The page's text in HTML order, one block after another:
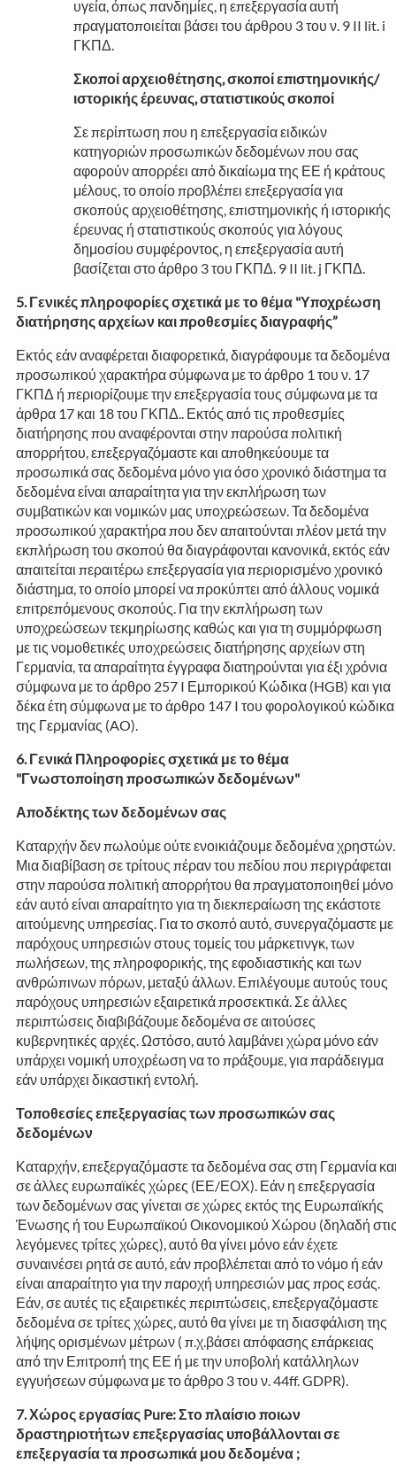
υγεία, όπως πανδημίες, η επεξεργασία αυτή
πραγματοποιείται βάσει του άρθρου 3 του ν. 9 II lit. i
ΓΚΠΔ.
Σκοποί αρχειοθέτησης, σκοποί επιστημονικής/
ιστορικής έρευνας, στατιστικούς σκοποί
Σε περίπτωση που η επεξεργασία ειδικών
κατηγοριών προσωπικών δεδομένων που σας
αφορούν απορρέει από δικαίωμα της ΕΕ ή κράτους
μέλους, το οποίο προβλέπει επεξεργασία για
σκοπούς αρχειοθέτησης, επιστημονικής ή ιστορικής
έρευνας ή στατιστικούς σκοπούς για λόγους
δημοσίου συμφέροντος, η επεξεργασία αυτή
βασίζεται στο άρθρο 3 του ΓΚΠΔ. 9 II lit. j ΓΚΠΔ.
Γενικές πληροφορίες σχετικά με το θέμα "Υποχρέωση
διατήρησης αρχείων και προθεσμίες διαγραφής”
Εκτός εάν αναφέρεται διαφορετικά, διαγράφουμε τα δεδομένα
προσωπικού χαρακτήρα σύμφωνα με το άρθρο 1 του ν. 17
ΓΚΠΔ ή περιορίζουμε την επεξεργασία τους σύμφωνα με τα
άρθρα 17 και 18 του ΓΚΠΔ.. Εκτός από τις προθεσμίες
διατήρησης που αναφέρονται στην παρούσα πολιτική
απορρήτου, επεξεργαζόμαστε και αποθηκεύουμε τα
προσωπικά σας δεδομένα μόνο για όσο χρονικό διάστημα τα
δεδομένα είναι απαραίτητα για την εκπλήρωση των
συμβατικών και νομικών μας υποχρεώσεων. Τα δεδομένα
προσωπικού χαρακτήρα που δεν απαιτούνται πλέον μετά την
εκπλήρωση του σκοπού θα διαγράφονται κανονικά, εκτός εάν
απαιτείται περαιτέρω επεξεργασία για περιορισμένο χρονικό
διάστημα, το οποίο μπορεί να προκύπτει από άλλους νομικά
επιτρεπόμενους σκοπούς. Για την εκπλήρωση των
υποχρεώσεων τεκμηρίωσης καθώς και για τη συμμόρφωση
με τις νομοθετικές υποχρεώσεις διατήρησης αρχείων στη
Γερμανία, τα απαραίτητα έγγραφα διατηρούνται για έξι χρόνια
σύμφωνα με το άρθρο 257 I Εμπορικού Κώδικα (HGB) και για
δέκα έτη σύμφωνα με το άρθρο 147 I του φορολογικού κώδικα
της Γερμανίας (AO).
Γενικά Πληροφορίες σχετικά με το θέμα
"Γνωστοποίηση προσωπικών δεδομένων"
Αποδέκτης των δεδομένων σας
Καταρχήν δεν πωλούμε ούτε ενοικιάζουμε δεδομένα χρηστών.
Μια διαβίβαση σε τρίτους πέραν του πεδίου που περιγράφεται
στην παρούσα πολιτική απορρήτου θα πραγματοποιηθεί μόνο
εάν αυτό είναι απαραίτητο για τη διεκπεραίωση της εκάστοτε
αιτούμενης υπηρεσίας. Για το σκοπό αυτό, συνεργαζόμαστε με
παρόχους υπηρεσιών στους τομείς του μάρκετινγκ, των
πωλήσεων, της πληροφορικής, της εφοδιαστικής και των
ανθρώπινων πόρων, μεταξύ άλλων. Επιλέγουμε αυτούς τους
παρόχους υπηρεσιών εξαιρετικά προσεκτικά. Σε άλλες
περιπτώσεις διαβιβάζουμε δεδομένα σε αιτούσες
κυβερνητικές αρχές. Ωστόσο, αυτό λαμβάνει χώρα μόνο εάν
υπάρχει νομική υποχρέωση να το πράξουμε, για παράδειγμα
εάν υπάρχει δικαστική εντολή.
Τοποθεσίες επεξεργασίας των προσωπικών σας
δεδομένων
Καταρχήν, επεξεργαζόμαστε τα δεδομένα σας στη Γερμανία
σε άλλες ευρωπαϊκές χώρες (ΕΕ/ΕΟΧ). Εάν η επεξεργασία
των δεδομένων σας γίνεται σε χώρες εκτός της Ευρωπαϊκής
Ένωσης ή του Ευρωπαϊκού Οικονομικού Χώρου (δηλαδή
λεγόμενες τρίτες χώρες), αυτό θα γίνει μόνο εάν έχετε
συναινέσει ρητά σε αυτό, εάν προβλέπεται από το νόμο ή εάν
είναι απαραίτητο για την παροχή υπηρεσιών μας προς εσάς.
Εάν, σε αυτές τις εξαιρετικές περιπτώσεις, επεξεργαζόμαστε
δεδομένα σε τρίτες χώρες, αυτό θα γίνει με τη διασφάλιση της
λήψης ορισμένων μέτρων ( π.χ.βάσει απόφασης επάρκειας
από την Επιτροπή της ΕΕ ή με την υποβολή κατάλληλων
εγγυήσεων σύμφωνα με το άρθρο 3 του ν. 44ff. GDPR).
Χώρος εργασίας Pure: Στο πλαίσιο ποιων
δραστηριοτήτων επεξεργασίας υποβάλλονται σε
επεξεργασία τα προσωπικά μου δεδομένα ;